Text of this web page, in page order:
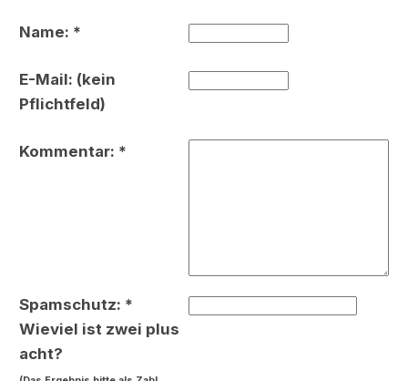
Name: *
E-Mail: (kein
Pflichtfeld)
Kommentar: *
Spamschutz: *
Wieviel ist zwei plus
acht?